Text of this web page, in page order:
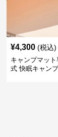
¥4,300 (税込)
キャンプマッ
式 快眠キャン